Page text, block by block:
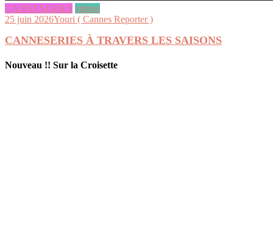
CANNESERIES videos
25 juin 2026Youri ( Cannes Reporter )
CANNESERIES À TRAVERS LES SAISONS
Nouveau !! Sur la Croisette